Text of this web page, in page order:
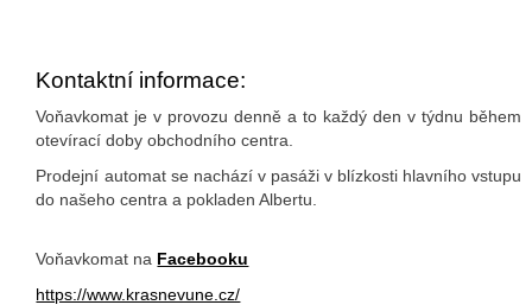
Kontaktní informace:
Voňavkomat je v provozu denně a to každý den v týdnu během
otevírací doby obchodního centra.
Prodejní automat se nachází v pasáži v blízkosti hlavního vstupu
do našeho centra a pokladen Albertu.
Voňavkomat na Facebooku
https://www.krasnevune.cz/